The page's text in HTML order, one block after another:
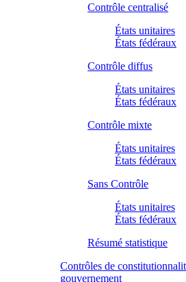
Contrôle centralisé
États unitaires
États fédéraux
Contrôle diffus
États unitaires
États fédéraux
Contrôle mixte
États unitaires
États fédéraux
Sans Contrôle
États unitaires
États fédéraux
Résumé statistique
Contrôles de
gouvernement